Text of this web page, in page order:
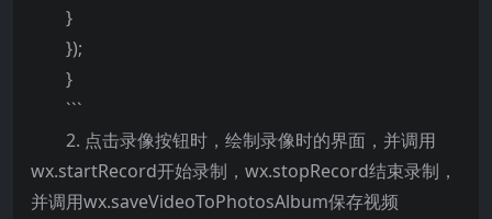
}
});
}
```
2. 点击录像按钮时，绘制录像时的界面，并调用
wx.startRecord开始录制，wx.stopRecord结束录制，
并调用wx.saveVideoToPhotosAlbum保存视频